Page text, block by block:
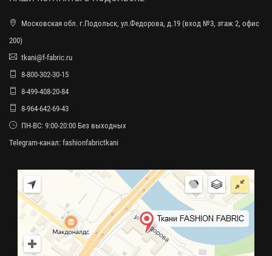
Московская обл. г.Подольск, ул.Федорова, д.19 (вход №3, этаж 2, офис
200)
tkani@f-fabric.ru
8-800-302-30-15
8-499-408-20-84
8-964-642-69-43
ПН-ВС: 9:00-20:00 Без выходных
Telegram-канал: fashionfabrictkani